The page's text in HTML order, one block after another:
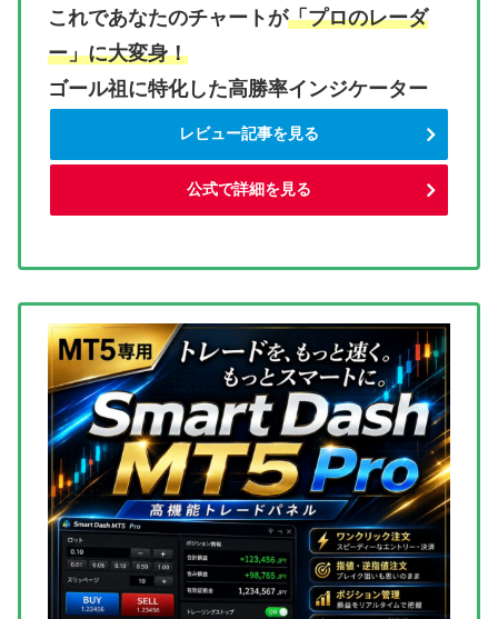
これであなたのチャートが「プロのレーダ
ー」に大変身！
ゴール祖に特化した高勝率インジケーター
レビュー記事を見る
公式で詳細を見る